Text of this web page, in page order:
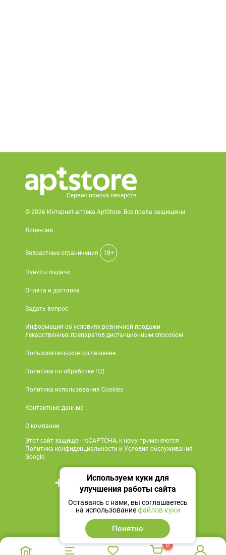
© 2026 Интернет-аптека AptStore. Все права защищены
Лицензии
Возрастные ограничения 18+
Пункты выдачи
Оплата и доставка
Задать вопрос
Информация об условиях розничной продажи
лекарственных препаратов дистанционным способом
Пользовательское соглашение
Политика по обработке ПД
Политика использования Cookies
Контактные данные
О компании
Этот сайт защищен reCAPTCHA, к нему применяются
Политика конфиденциальности и Условия обслуживания
Google.
+7 495 419 18 18
Мы в социальных сетях
0
Используем куки для
улучшения работы сайта
Оставаясь с нами, вы соглашаетесь
на использованиефайлов куки
Понятно